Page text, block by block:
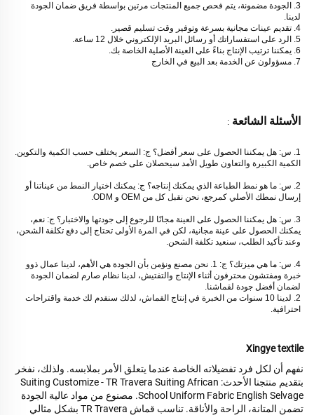
لدينا.
4. تقديم عينات مجانية بسرعة وتوفير وقت تسليم قصير.
5. الرد على استفساراتك أو رسائل البريد الإلكتروني خلال 12 ساعة.
6. يمكننا ترتيب الإنتاج بناءً على العينة الأصلية الخاصة بك.
7. مسؤولون عن الخدمة بعد البيع في الخارج
الأسئلة الشائعة :
الكمية الكبيرة والتعاون طويل الأمد سيحصلان على خصم خاص.
إرسال نمطك الأصلي كمرجع، نحن نقبل كل من OEM و ODM.
وعند تأكيد الطلب، سنعيد تكلفة الشحن.
لضمان أفضل جودة لقماشنا.
احترافية.
Xingye textile
نفهم أن لكل فرد تفضيلاته الخاصة عندما يتعلق الأمر بملابسه. ولذلك، نفخر
بتقديم منتجنا الأحدث: Suiting Customize - TR Travera Suiting African
School Uniform Fabric English Selvage. مصنوع من مواد عالية الجودة
تضمن المتانة، الراحة والأناقة. تناسب قماش TR Travera بشكل مثالي